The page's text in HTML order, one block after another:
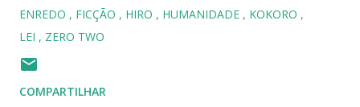
ENREDO
FICÇÃO HIRO HUMANIDADE
KOKORO
LEI
ZERO TWO
COMPARTILHAR